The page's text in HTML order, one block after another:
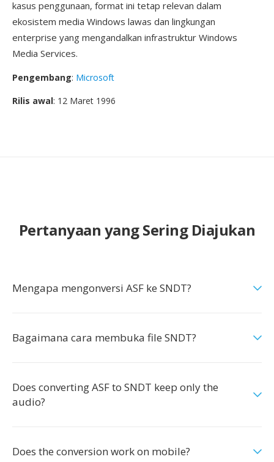
kasus penggunaan, format ini tetap relevan dalam
ekosistem media Windows lawas dan lingkungan
enterprise yang mengandalkan infrastruktur Windows
Media Services.
Pengembang: Microsoft
Rilis awal: 12 Maret 1996
Pertanyaan yang Sering Diajukan
Mengapa mengonversi ASF ke SNDT?
Bagaimana cara membuka file SNDT?
Does converting ASF to SNDT keep only the
audio?
Does the conversion work on mobile?